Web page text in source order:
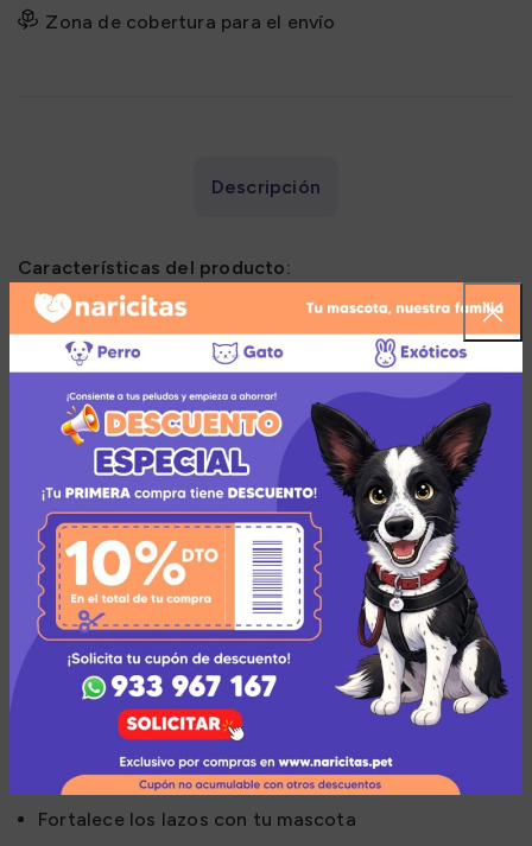
Zona de cobertura para el envío
Descripción
Características del producto:
Elaborados con pollo criado en granja 100% puro y
natural
Textura cremosa y deliciosa
Bajos en calorías
Sin cereales
Sin conservantes ni colorantes artificiales
Alto contenido de humedad que los perros
necesitan para su salud
Beneficios para tu mascota:
Proporciona una fuente de proteína de alta calidad
Ayuda a mantener una dieta equilibrada y saludable
Contribuye a una hidratación adecuada
Fortalece los lazos con tu mascota